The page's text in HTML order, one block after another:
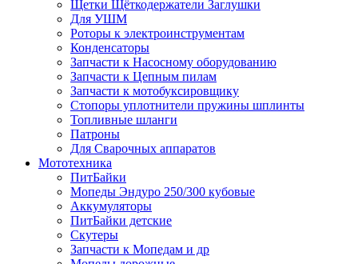
Щетки Щёткодержатели Заглушки
Для УШМ
Роторы к электроинструментам
Конденсаторы
Запчасти к Насосному оборудованию
Запчасти к Цепным пилам
Запчасти к мотобуксировщику
Стопоры уплотнители пружины шплинты
Топливные шланги
Патроны
Для Сварочных аппаратов
Мототехника
ПитБайки
Мопеды Эндуро 250/300 кубовые
Аккумуляторы
ПитБайки детские
Скутеры
Запчасти к Мопедам и др